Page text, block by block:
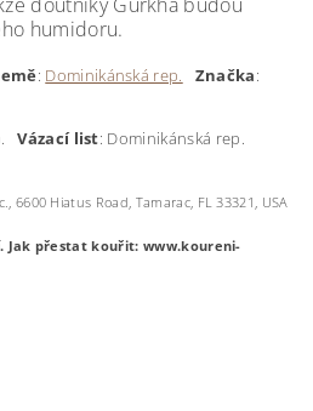
humidoru.
: Dominikánská rep. Značka:
Vázací list: Dominikánská rep.
6600 Hiatus Road, Tamarac, FL 33321, USA
Jak přestat kouřit: www.koureni-